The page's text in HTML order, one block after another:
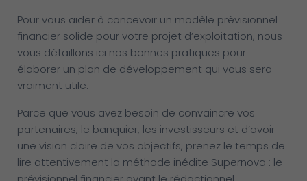
Pour vous aider à concevoir un modèle prévisionnel
financier solide pour votre projet d’exploitation, nous
vous détaillons ici nos bonnes pratiques pour
élaborer un plan de développement qui vous sera
vraiment utile.
Parce que vous avez besoin de convaincre vos
partenaires, le banquier, les investisseurs et d’avoir
une vision claire de vos objectifs, prenez le temps de
lire attentivement la méthode inédite Supernova : le